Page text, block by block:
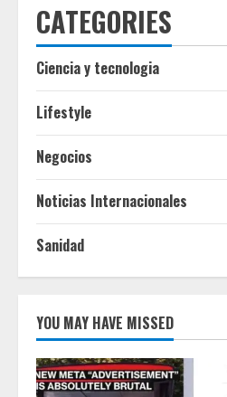
CATEGORIES
Ciencia y tecnologia
Lifestyle
Negocios
Noticias Internacionales
Sanidad
YOU MAY HAVE MISSED